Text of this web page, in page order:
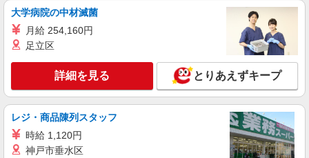
ヶ月 ※経験・能力による 【試用期間】月給
180000 円 〜 200000 円
■ソフトバンク徳山東店 山口県 周南市 大字久
米 3202‐1
詳細を見る
正社員
ソフトバンクゆめタウン徳山店
ソフトバンクショップの携帯販売スタッフ
月給 180,000円 〜 350,000円 試用期間あり 3
大学病院の中材滅菌
月給 254,160円
足立区
詳細を見る とりあえずキープ
レジ・商品陳列スタッフ
時給 1,120円
神戸市垂水区